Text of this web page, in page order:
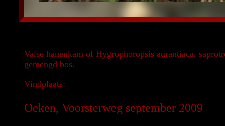
Valse hanenkam of Hygrophoropsis aurantiaca,
gemengd bos.
Vindplaats:
Oeken, Voorsterweg september 2009